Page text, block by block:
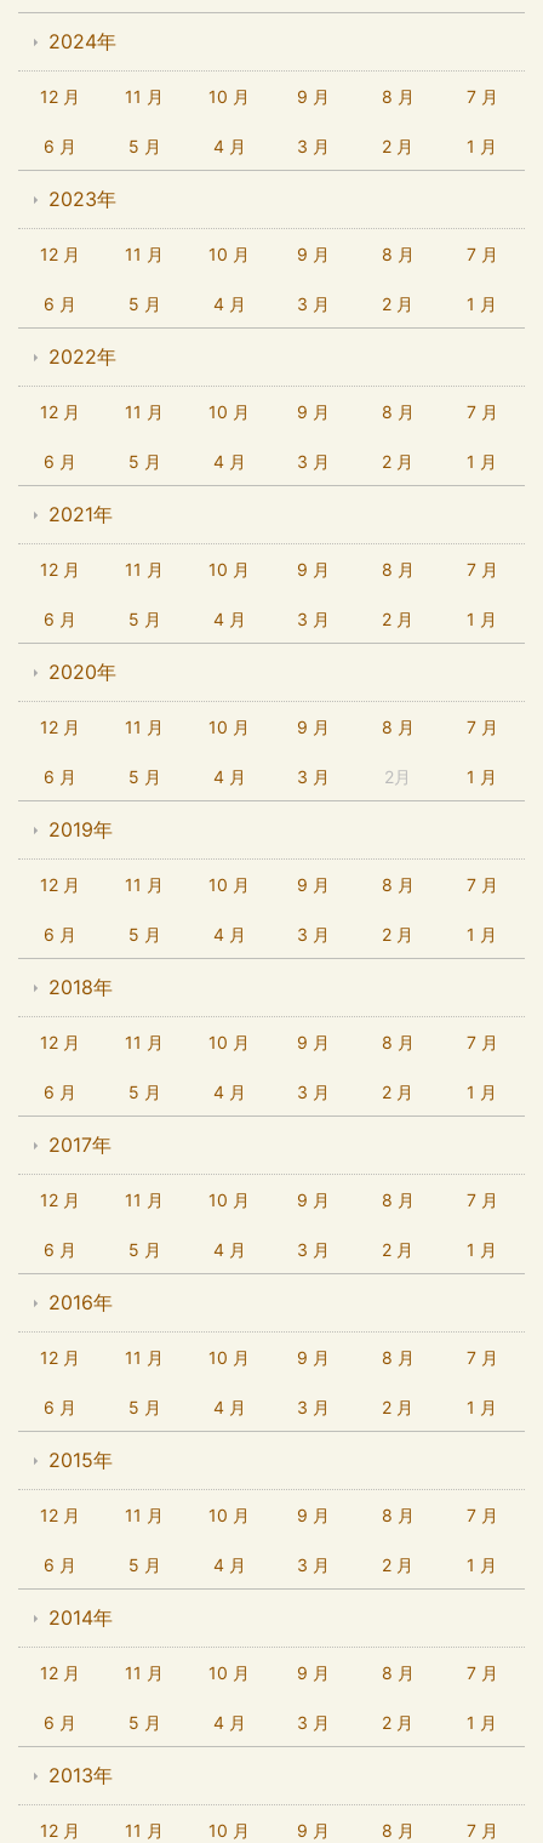
2024年
12 月 11 月 10 月 9 月 8 月 7 月
6 月 5 月 4 月 3 月 2 月 1 月
2023年
12 月 11 月 10 月 9 月 8 月 7 月
6 月 5 月 4 月 3 月 2 月 1 月
2022年
12 月 11 月 10 月 9 月 8 月 7 月
6 月 5 月 4 月 3 月 2 月 1 月
2021年
12 月 11 月 10 月 9 月 8 月 7 月
6 月 5 月 4 月 3 月 2 月 1 月
2020年
12 月 11 月 10 月 9 月 8 月 7 月
6 月 5 月 4 月 3 月 2月 1 月
2019年
12 月 11 月 10 月 9 月 8 月 7 月
6 月 5 月 4 月 3 月 2 月 1 月
2018年
12 月 11 月 10 月 9 月 8 月 7 月
6 月 5 月 4 月 3 月 2 月 1 月
2017年
12 月 11 月 10 月 9 月 8 月 7 月
6 月 5 月 4 月 3 月 2 月 1 月
2016年
12 月 11 月 10 月 9 月 8 月 7 月
6 月 5 月 4 月 3 月 2 月 1 月
2015年
12 月 11 月 10 月 9 月 8 月 7 月
6 月 5 月 4 月 3 月 2 月 1 月
2014年
12 月 11 月 10 月 9 月 8 月 7 月
6 月 5 月 4 月 3 月 2 月 1 月
2013年
12 月 11 月 10 月 9 月 8 月 7 月